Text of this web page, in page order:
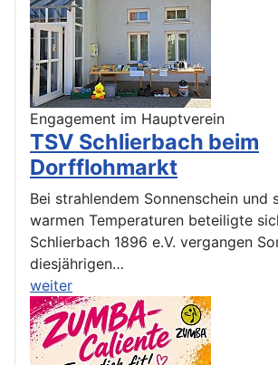
Engagement im Hauptverein
TSV Schlierbach beim
Dorfflohmarkt
Bei strahlendem Sonnenschein und
warmen Temperaturen beteiligte
Schlierbach 1896 e.V. vergangen
diesjährigen…
weiter